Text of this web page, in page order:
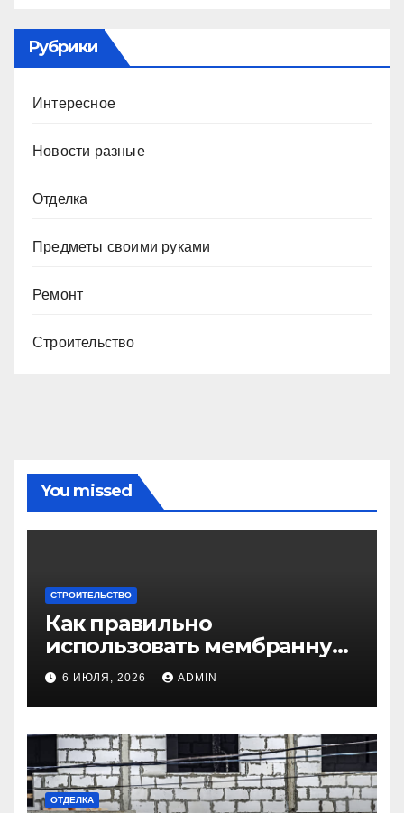
Рубрики
Интересное
Новости разные
Отделка
Предметы своими руками
Ремонт
Строительство
You missed
СТРОИТЕЛЬСТВО
Как правильно
использовать мембранную
плёнку для
гидроизоляции крыши
дома
6 ИЮЛЯ, 2026 ADMIN
ОТДЕЛКА